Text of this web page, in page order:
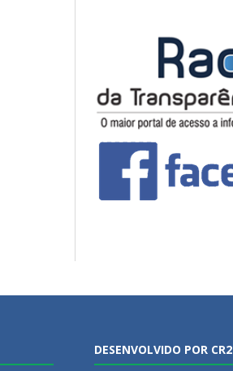
DESENVOLVIDO POR CR2